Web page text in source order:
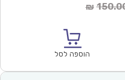
₪
הוספה לסל